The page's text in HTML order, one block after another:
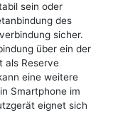
sein oder
des
sicher.
über ein der
als Reserve
eine weitere
Smartphone im
eignet sich